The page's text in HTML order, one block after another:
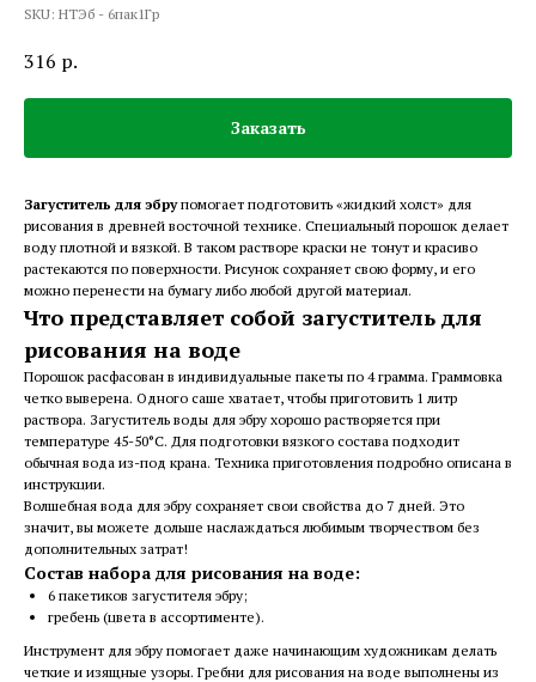
SKU: НТЭб - 6пак1Гр
316 р.
Заказать
Загуститель для эбрупомогает подготовить «жидкий холст» для
рисования в древней восточной технике. Специальный порошок делает
воду плотной и вязкой. В таком растворе краски не тонут и красиво
растекаются по поверхности. Рисунок сохраняет свою форму, и его
можно перенести на бумагу либо любой другой материал.
Что представляет собой загуститель для
рисования на воде
Порошок расфасован в индивидуальные пакеты по 4 грамма. Граммовка
четко выверена. Одного саше хватает, чтобы приготовить 1 литр
раствора. Загуститель воды для эбру хорошо растворяется при
температуре 45-50°С. Для подготовки вязкого состава подходит
обычная вода из-под крана. Техника приготовления подробно описана в
инструкции.
Волшебная вода для эбру сохраняет свои свойства до 7 дней. Это
значит, вы можете дольше наслаждаться любимым творчеством без
дополнительных затрат!
Состав набора для рисования на воде:
6 пакетиков загустителя эбру;
гребень (цвета в ассортименте).
Инструмент для эбру помогает даже начинающим художникам делать
четкие и изящные узоры. Гребни для рисования на воде выполнены из